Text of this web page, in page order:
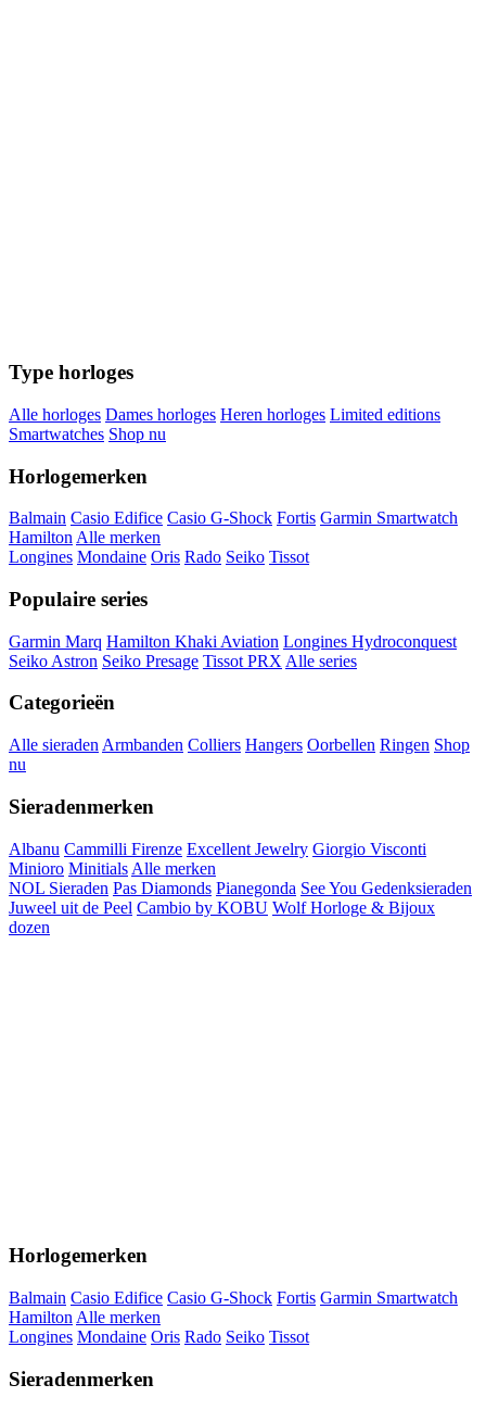
Type horloges
Alle horloges Dames horloges Heren horloges Limited editions
Smartwatches Shop nu
Horlogemerken
Balmain Casio Edifice Casio G-Shock Fortis Garmin Smartwatch
Hamilton Alle merken
Longines Mondaine Oris Rado Seiko Tissot
Populaire series
Garmin Marq Hamilton Khaki Aviation Longines Hydroconquest
Seiko Astron Seiko Presage Tissot PRX Alle series
Categorieën
Alle sieraden Armbanden Colliers Hangers Oorbellen Ringen Shop
nu
Sieradenmerken
Albanu Cammilli Firenze Excellent Jewelry Giorgio Visconti
Minioro Minitials Alle merken
NOL Sieraden Pas Diamonds Pianegonda See You Gedenksieraden
Juweel uit de Peel Cambio by KOBU Wolf Horloge & Bijoux
dozen
Horlogemerken
Balmain Casio Edifice Casio G-Shock Fortis Garmin Smartwatch
Hamilton Alle merken
Longines Mondaine Oris Rado Seiko Tissot
Sieradenmerken